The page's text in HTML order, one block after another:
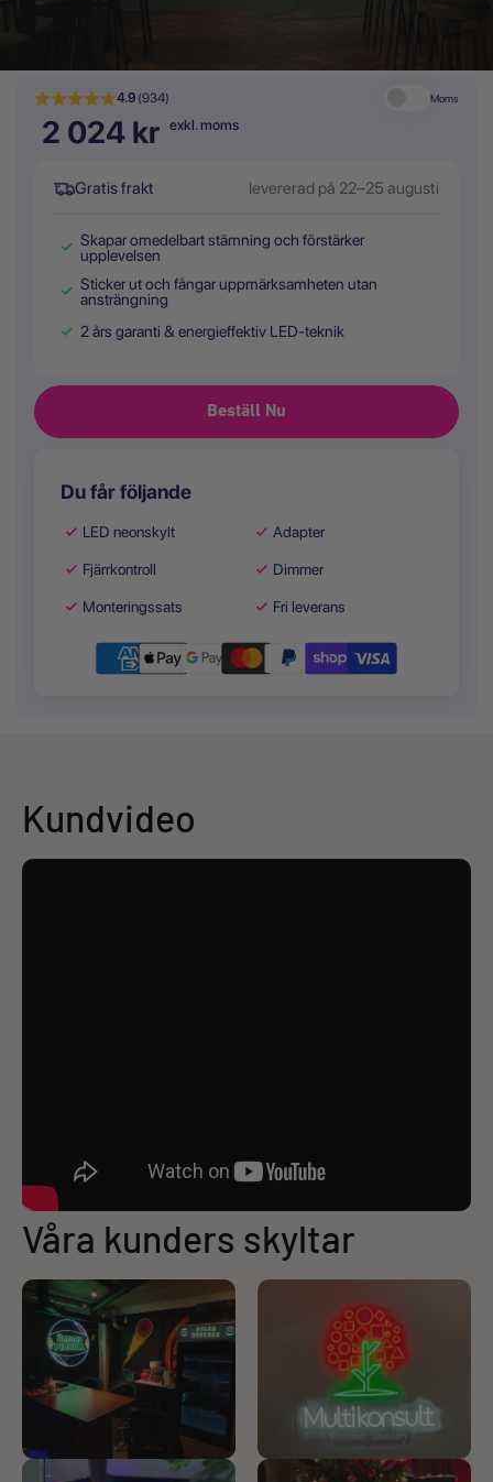
4.9 (934) Moms
2 024 kr exkl. moms
Gratis frakt levererad på 22–25 augusti
Skapar omedelbart stämning och förstärker
upplevelsen
Sticker ut och fångar uppmärksamheten utan
ansträngning
2 års garanti & energieffektiv LED-teknik
Du får följande
LED neonskylt Adapter
Fjärrkontroll Dimmer
Monteringssats Fri leverans
Våra kunders skyltar
Kundvideo